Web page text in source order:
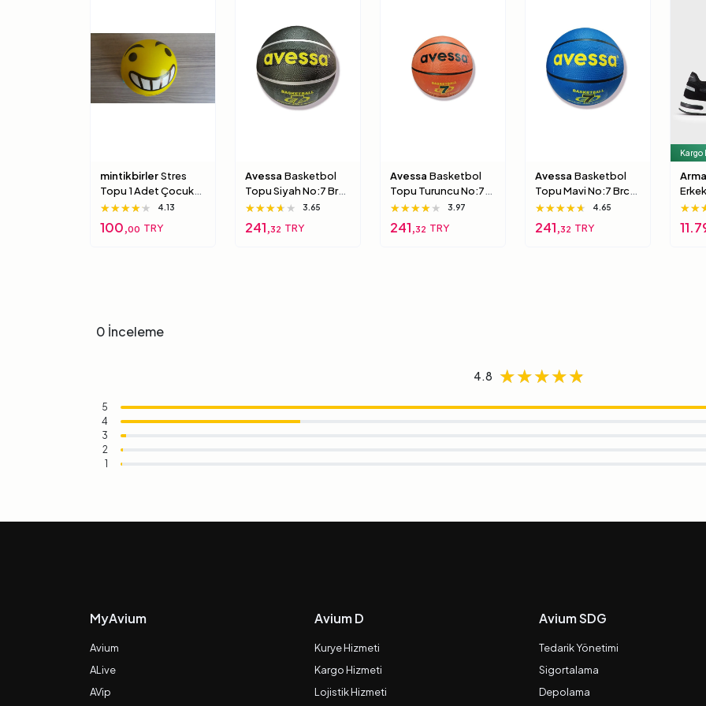
mintikbirlerStres
Topu 1 Adet Çocuk
Için Yumuşak
Süngerimsi Içi Dolu
Top 6 Numara
★★★★★
★★★★★
★★★★★ 4.13
100,00 TRY
Avessa Basketbol
Topu Siyah No:7 Brc-
7 7 Numara
★★★★★
★★★★★
★★★★★ 3.65
241,32 TRY
Avessa Basketbol
Topu Turuncu No:7
Brc-7 5 Numara
★★★★★
★★★★★
★★★★★ 3.97
241,32 TRY
Avessa Basketbol
Topu Mavi No:7 Brc-
7 7 Numara
★★★★★
★★★★★
★★★★★ 4.65
241,32 TRY
Kargo
0 İnceleme
4.8 ★★★★★
★★★★★
★★★★★
5
4
3
2
1
MyAvium
Avium
ALive
AVip
Avium D
Kurye Hizmeti
Kargo Hizmeti
Lojistik Hizmeti
Avium SDG
Tedarik Yönetimi
Sigortalama
Depolama